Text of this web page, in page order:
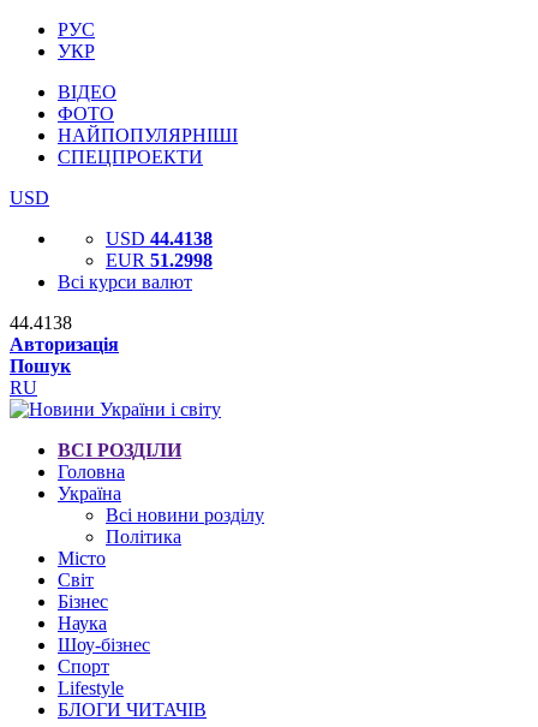
РУС
УКР
ВІДЕО
ФОТО
НАЙПОПУЛЯРНІШІ
СПЕЦПРОЕКТИ
USD
USD 44.4138
EUR 51.2998
Всі курси валют
44.4138
Авторизація
Пошук
RU
ВСІ РОЗДІЛИ
Головна
Україна
Всі новини розділу
Політика
Місто
Світ
Бізнес
Наука
Шоу-бізнес
Спорт
Lifestyle
БЛОГИ ЧИТАЧІВ